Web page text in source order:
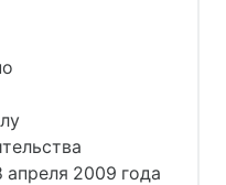
апреля 2009 года